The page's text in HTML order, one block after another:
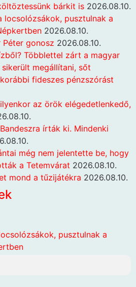
bárkit is 2026.08.10.
locsolózsákok, pusztulnak a
2026.08.10.
Péter gonosz 2026.08.10.
Többlettel zárt a magyar
megállítani, sőt
fideszes pénzszórást
az örök elégedetlenkedő,
írták ki. Mindenki
még nem jelentette be, hogy
a Tetemvárat 2026.08.10.
mond a tűzijátékra 2026.08.10.
pusztulnak a